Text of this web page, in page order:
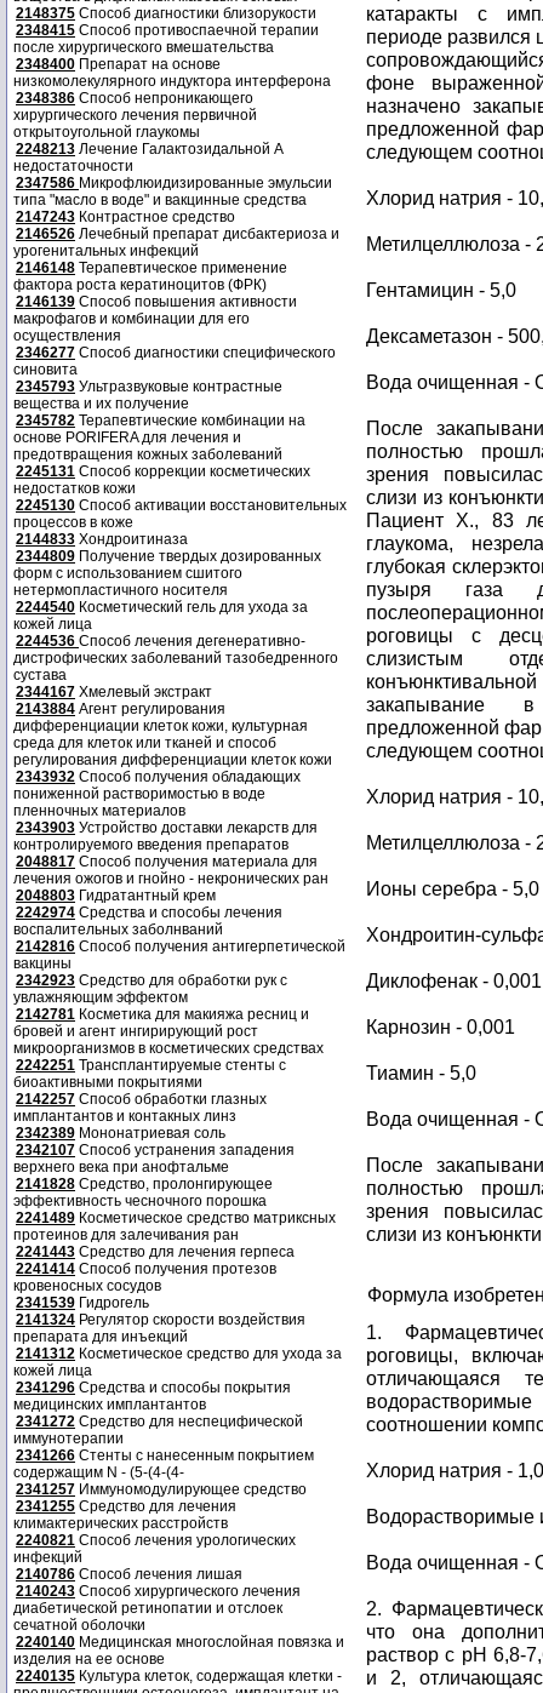
2148375 Способ диагностики близорукости
2348415 Способ противоспаечной терапии
после хирургического вмешательства
2348400 Препарат на основе
низкомолекулярного индуктора интерферона
2348386 Способ непроникающего
хирургического лечения первичной
открытоугольной глаукомы
2248213 Лечение Галактозидальной А
недостаточности
2347586 Микрофлюидизированные эмульсии
типа "масло в воде" и вакцинные средства
2147243 Контрастное средство
2146526 Лечебный препарат дисбактериоза и
урогенитальных инфекций
2146148 Терапевтическое применение
фактора роста кератиноцитов (ФРК)
2146139 Способ повышения активности
макрофагов и комбинации для его
осуществления
2346277 Способ диагностики специфического
синовита
2345793 Ультразвуковые контрастные
вещества и их получение
2345782 Терапевтические комбинации на
основе PORIFERA для лечения и
предотвращения кожных заболеваний
2245131 Способ коррекции косметических
недостатков кожи
2245130 Способ активации восстановительных
процессов в коже
2144833 Хондроитиназа
2344809 Получение твердых дозированных
форм с использованием сшитого
нетермопластичного носителя
2244540 Косметический гель для ухода за
кожей лица
2244536 Способ лечения дегенеративно-
дистрофических заболеваний тазобедренного
сустава
2344167 Хмелевый экстракт
2143884 Агент регулирования
дифференциации клеток кожи, культурная
среда для клеток или тканей и способ
регулирования дифференциации клеток кожи
2343932 Способ получения обладающих
пониженной растворимостью в воде
пленночных материалов
2343903 Устройство доставки лекарств для
контролируемого введения препаратов
2048817 Способ получения материала для
лечения ожогов и гнойно - некронических ран
2048803 Гидратантный крем
2242974 Средства и способы лечения
воспалительных заболнваний
2142816 Способ получения антигерпетической
вакцины
2342923 Средство для обработки рук с
увлажняющим эффектом
2142781 Косметика для макияжа ресниц и
бровей и агент ингирирующий рост
микроорганизмов в косметических средствах
2242251 Трансплантируемые стенты с
биоактивными покрытиями
2142257 Способ обработки глазных
имплантантов и контакных линз
2342389 Мононатриевая соль
2342107 Способ устранения западения
верхнего века при анофтальме
2141828 Средство, пролонгирующее
эффективность чесночного порошка
2241489 Косметическое средство матриксных
протеинов для залечивания ран
2241443 Средство для лечения герпеса
2241414 Способ получения протезов
кровеносных сосудов
2341539 Гидрогель
2141324 Регулятор скорости воздействия
препарата для инъекций
2141312 Косметическое средство для ухода за
кожей лица
2341296 Средства и способы покрытия
медицинских имплантантов
2341272 Средство для неспецифической
иммунотерапии
2341266 Стенты с нанесенным покрытием
содержащим N - (5-(4-(4-
2341257 Иммуномодулирующее средство
2341255 Средство для лечения
климактерических расстройств
2240821 Способ лечения урологических
инфекций
2140786 Способ лечения лишая
2140243 Способ хирургического лечения
диабетической ретинопатии и отслоек
сечатной оболочки
2240140 Медицинская многослойная повязка и
изделия на ее основе
2240135 Культура клеток, содержащая клетки -
катаракты с
периоде развился
фоне
назначено
предложенной
следующем
Хлорид натрия -
Метилцеллюлоза -
Гентамицин - 5,0
Дексаметазон -
Вода очищенная -
После
полностью
зрения
слизи из
Пациент X., 83
глаукома,
глубокая
пузыря газа
роговицы с
слизистым
закапывание
предложенной
следующем
Хлорид натрия -
Метилцеллюлоза -
Ионы серебра - 5,0
Хондроитин-
Диклофенак - 0,001
Карнозин - 0,001
Тиамин - 5,0
Вода очищенная -
После
полностью
зрения
слизи из
Формула
1.
роговицы,
отличающаяся
соотношении
Хлорид натрия -
Водорастворимые
Вода очищенная -
2.
что она
раствор с рН 6,8-
и 2,